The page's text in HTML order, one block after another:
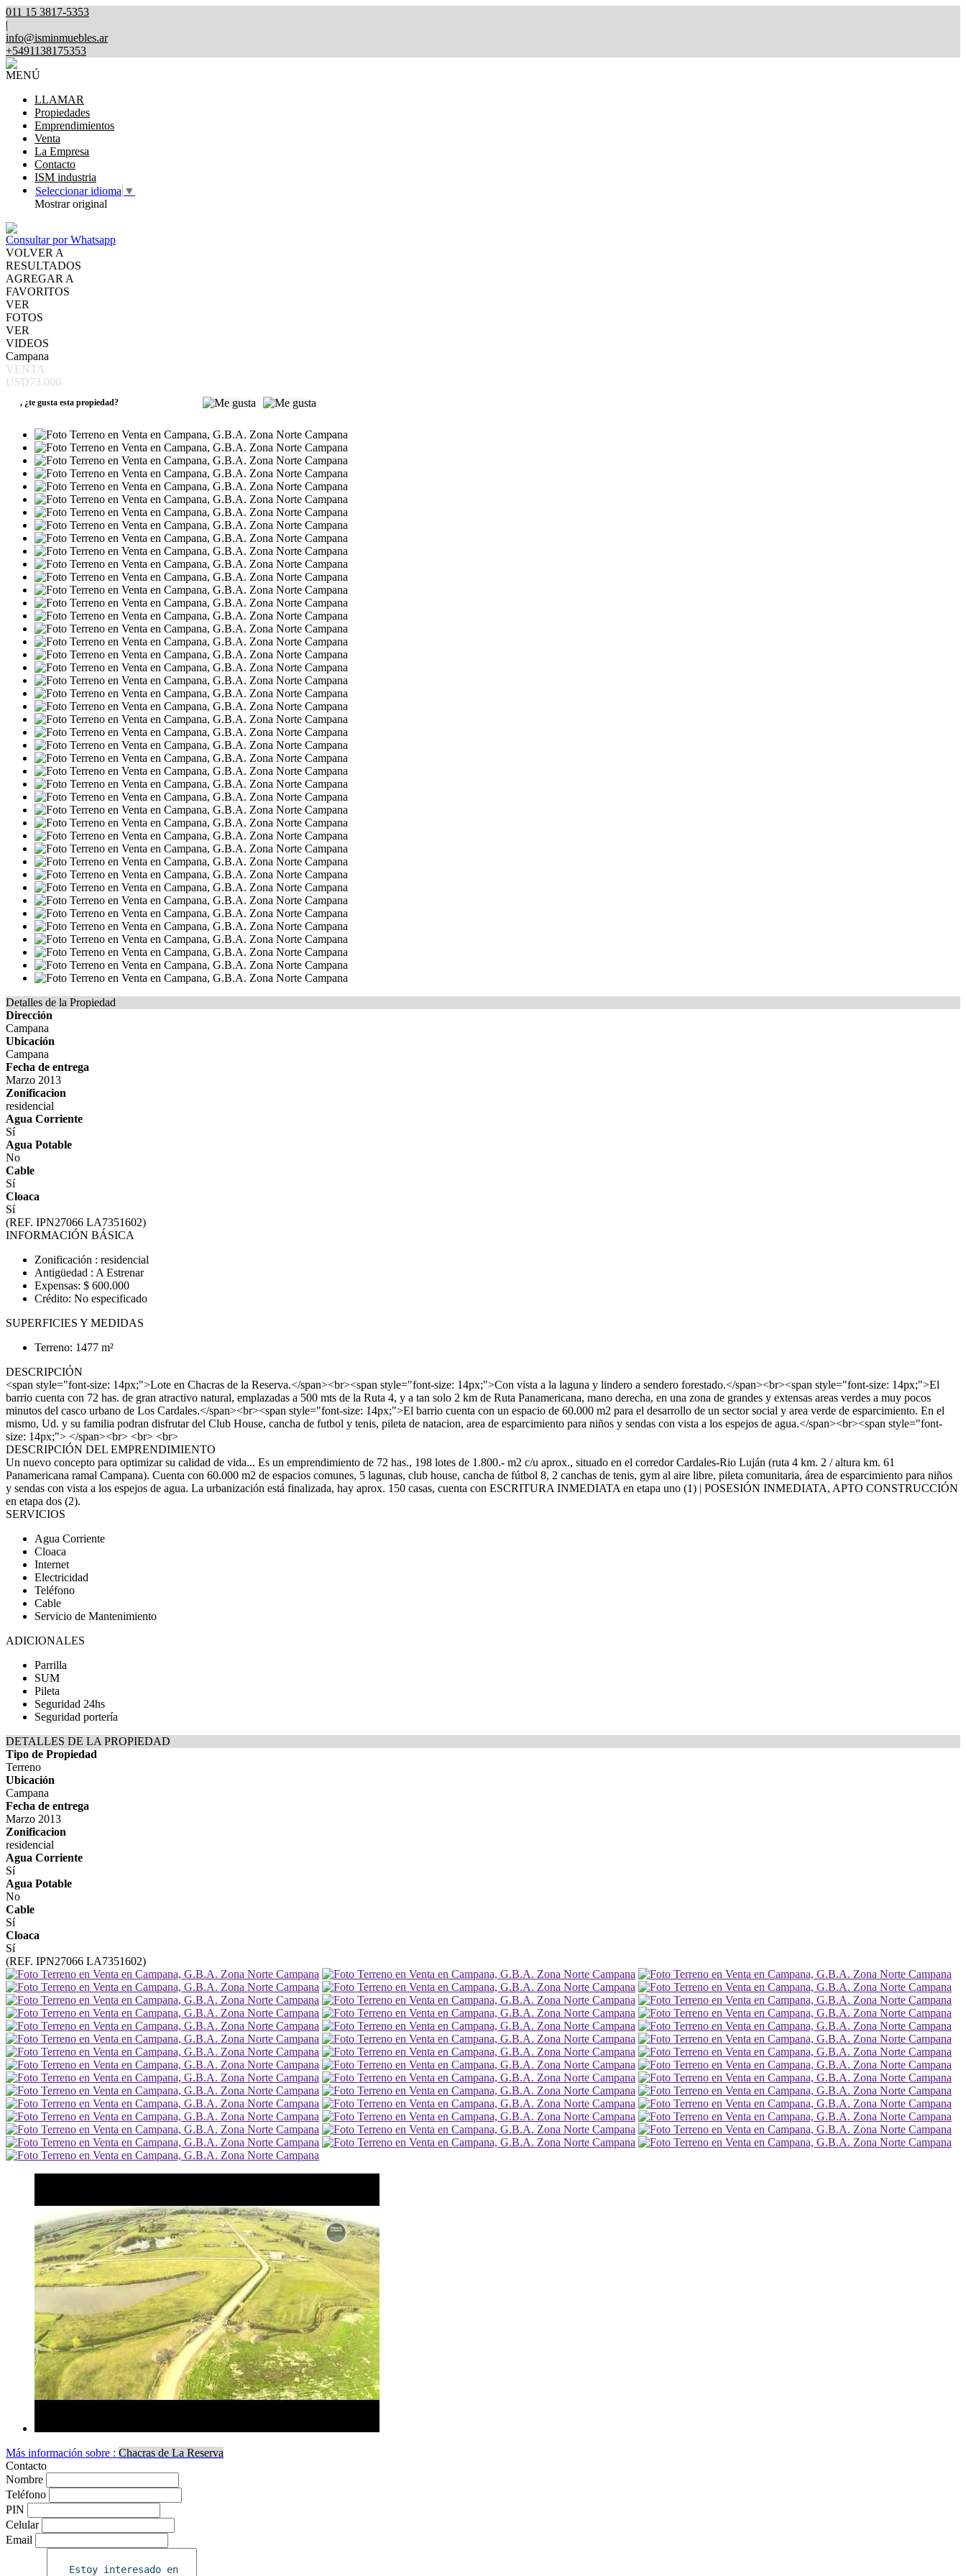
011 15 3817-5353
|
info@isminmuebles.ar
+5491138175353
MENÚ
LLAMAR
Propiedades
Emprendimientos
Venta
La Empresa
Contacto
ISM industria
Seleccionar idioma ▼
Mostrar original
Consultar por Whatsapp
VOLVER A
RESULTADOS
AGREGAR A
FAVORITOS
VER
FOTOS
VER
VIDEOS
Campana
VENTA
USD73.000
, ¿te gusta esta propiedad?
Detalles de la Propiedad
Dirección
Campana
Ubicación
Campana
Fecha de entrega
Marzo 2013
Zonificacion
residencial
Agua Corriente
Sí
Agua Potable
No
Cable
Sí
Cloaca
Sí
(REF. IPN27066 LA7351602)
INFORMACIÓN BÁSICA
Zonificación : residencial
Antigüedad : A Estrenar
Expensas: $ 600.000
Crédito: No especificado
SUPERFICIES Y MEDIDAS
Terreno: 1477 m²
DESCRIPCIÓN
<span style="font-size: 14px;">Lote en Chacras de la Reserva.</span><br><span style="font-size: 14px;">Con vista a la laguna y lindero a sendero forestado.</span><br><span style="font-size: 14px;">El
barrio cuenta con 72 has. de gran atractivo natural, emplazadas a 500 mts de la Ruta 4, y a tan solo 2 km de Ruta Panamericana, mano derecha, en una zona de grandes y extensas areas verdes a muy pocos
minutos del casco urbano de Los Cardales.</span><br><span style="font-size: 14px;">El barrio cuenta con un espacio de 60.000 m2 para el desarrollo de un sector social y area verde de esparcimiento. En el
mismo, Ud. y su familia podran disfrutar del Club House, cancha de futbol y tenis, pileta de natacion, area de esparcimiento para niños y sendas con vista a los espejos de agua.</span><br><span style="font-
size: 14px;"> </span><br> <br> <br>
DESCRIPCIÓN DEL EMPRENDIMIENTO
Un nuevo concepto para optimizar su calidad de vida... Es un emprendimiento de 72 has., 198 lotes de 1.800.- m2 c/u aprox., situado en el corredor Cardales-Rio Luján (ruta 4 km. 2 / altura km. 61
Panamericana ramal Campana). Cuenta con 60.000 m2 de espacios comunes, 5 lagunas, club house, cancha de fútbol 8, 2 canchas de tenis, gym al aire libre, pileta comunitaria, área de esparcimiento para niños
y sendas con vista a los espejos de agua. La urbanización está finalizada, hay aprox. 150 casas, cuenta con ESCRITURA INMEDIATA en etapa uno (1) | POSESIÓN INMEDIATA, APTO CONSTRUCCIÓN
en etapa dos (2).
SERVICIOS
Agua Corriente
Cloaca
Internet
Electricidad
Teléfono
Cable
Servicio de Mantenimiento
ADICIONALES
Parrilla
SUM
Pileta
Seguridad 24hs
Seguridad portería
DETALLES DE LA PROPIEDAD
Tipo de Propiedad
Terreno
Ubicación
Campana
Fecha de entrega
Marzo 2013
Zonificacion
residencial
Agua Corriente
Sí
Agua Potable
No
Cable
Sí
Cloaca
Sí
(REF. IPN27066 LA7351602)
Más información sobre : Chacras de La Reserva
Contacto
Nombre
Teléfono
PIN
Celular
Email